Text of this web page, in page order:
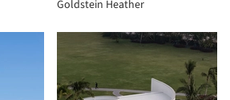
Goldstein Heather